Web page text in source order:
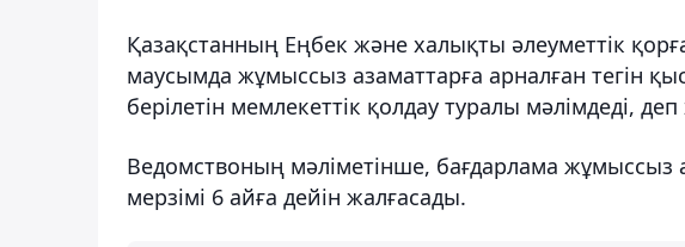
Қазақстанның Еңбек және халықты әлеуметтік
маусымда жұмыссыз азаматтарға арналған тегін
берілетін мемлекеттік қолдау туралы мәлімдеді,
Ведомствоның мәліметінше, бағдарлама жұмыссыз
мерзімі 6 айға дейін жалғасады.